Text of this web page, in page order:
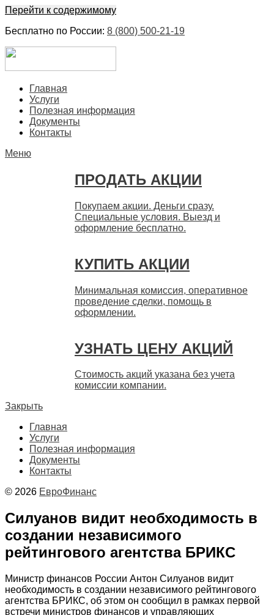
Перейти к содержимому
Бесплатно по России: 8 (800) 500-21-19
БыстроГлавная
Услуги
Полезная информация
Документы
Контакты
Меню
ПРОДАТЬ АКЦИИ
Покупаем акции. Деньги сразу.
Специальные условия. Выезд и
оформление бесплатно.
КУПИТЬ АКЦИИ
Минимальная комиссия, оперативное
проведение сделки, помощь в
оформлении.
УЗНАТЬ ЦЕНУ АКЦИЙ
Стоимость акций указана без учета
комиссии компании.
Закрыть
Главная
Услуги
Полезная информация
Документы
Контакты
© 2026 ЕвроФинанс
Силуанов видит необходимость в
создании независимого
рейтингового агентства БРИКС
Министр финансов России Антон Силуанов видит
необходимость в создании независимого рейтингового
агентства БРИКС, об этом он сообщил в рамках первой
встречи министров финансов и управляющих